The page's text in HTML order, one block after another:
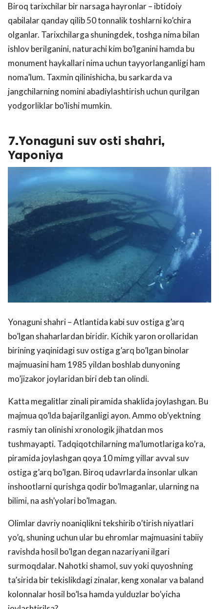
Biroq tarixchilar bir narsaga hayronlar – ibtidoiy
qabilalar qanday qilib 50 tonnalik toshlarni ko’chira
olganlar. Tarixchilarga shuningdek, toshga nima bilan
ishlov berilganini, naturachi kim bo’lganini hamda bu
monument haykallari nima uchun tayyorlanganligi ham
noma’lum. Taxmin qilinishicha, bu sarkarda va
jangchilarning nomini abadiylashtirish uchun qurilgan
yodgorliklar bo’lishi mumkin.
7.Yonaguni suv osti shahri,
Yaponiya
Yonaguni shahri – Atlantida kabi suv ostiga g’arq
bo’lgan shaharlardan biridir. Kichik yaron orollaridan
birining yaqinidagi suv ostiga g’arq bo’lgan binolar
majmuasini ham 1985 yildan boshlab dunyoning
mo’jizakor joylaridan biri deb tan olindi.
Katta megalitlar zinali piramida shaklida joylashgan. Bu
majmua qo’lda bajarilganligi ayon. Ammo ob’yektning
rasmiy tan olinishi xronologik jihatdan mos
tushmayapti. Tadqiqotchilarning ma’lumotlariga ko’ra,
piramida joylashgan qoya 10 mimg yillar avval suv
ostiga g’arq bo’lgan. Biroq udavrlarda insonlar ulkan
inshootlarni qurishga qodir bo’lmaganlar, ularning na
bilimi, na ash’yolari bo’lmagan.
Olimlar davriy noaniqlikni tekshirib o’tirish niyatlari
yo’q, shuning uchun ular bu ehromlar majmuasini tabiiy
ravishda hosil bo’lgan degan nazariyani ilgari
surmoqdalar. Nahotki shamol, suv yoki quyoshning
ta’sirida bir tekislikdagi zinalar, keng xonalar va baland
kolonnalar hosil bo’lsa hamda yulduzlar bo’yicha